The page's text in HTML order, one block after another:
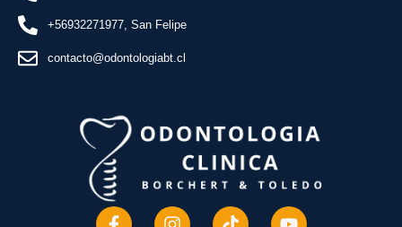
+56932271977, San Felipe
contacto@odontologiabt.cl